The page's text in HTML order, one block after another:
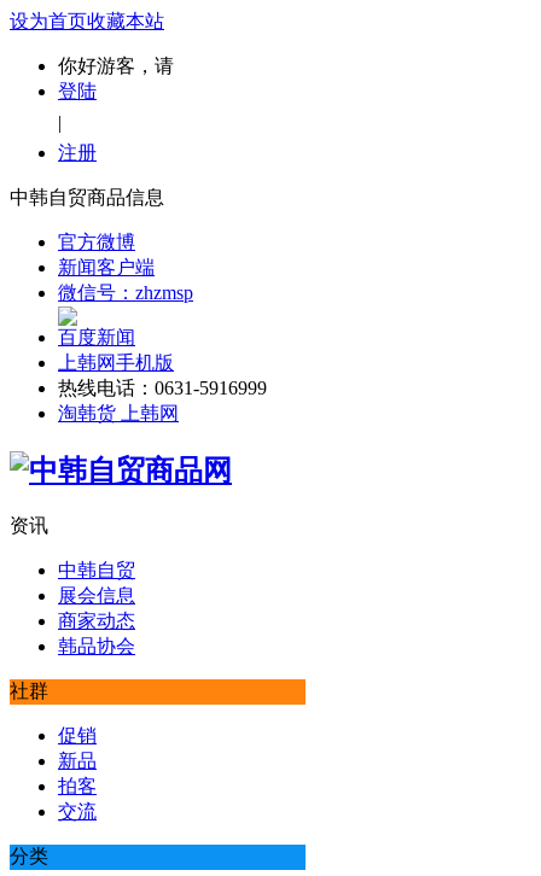
设为首页收藏本站
你好游客，请
登陆
|
注册
中韩自贸商品信息
官方微博
新闻客户端
微信号：zhzmsp
百度新闻
上韩网手机版
热线电话：0631-5916999
淘韩货 上韩网
资讯
中韩自贸
展会信息
商家动态
韩品协会
社群
促销
新品
拍客
交流
分类